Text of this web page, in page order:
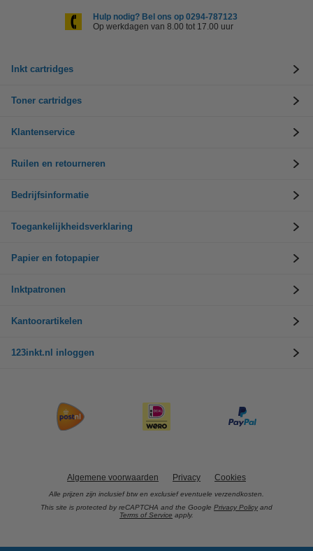
Hulp nodig? Bel ons op 0294-787123
Op werkdagen van 8.00 tot 17.00 uur
Inkt cartridges
Toner cartridges
Klantenservice
Ruilen en retourneren
Bedrijfsinformatie
Toegankelijkheidsverklaring
Papier en fotopapier
Inktpatronen
Kantoorartikelen
123inkt.nl inloggen
Algemene voorwaarden Privacy Cookies
Alle prijzen zijn inclusief btw en exclusief eventuele verzendkosten.
This site is protected by reCAPTCHA and the Google Privacy Policy and
Terms of Service apply.